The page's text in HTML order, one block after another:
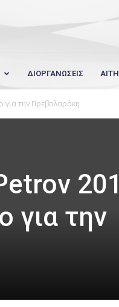
ΔΙΟΡΓΑΝΩΣΕΙΣ
για την Πρεβολαράκη
για την